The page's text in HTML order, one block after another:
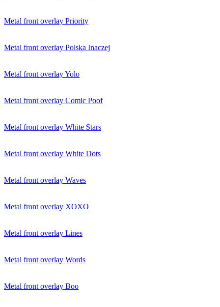
Metal front overlay Priority
Metal front overlay Polska Inaczej
Metal front overlay Yolo
Metal front overlay Comic Poof
Metal front overlay White Stars
Metal front overlay White Dots
Metal front overlay Waves
Metal front overlay XOXO
Metal front overlay Lines
Metal front overlay Words
Metal front overlay Boo